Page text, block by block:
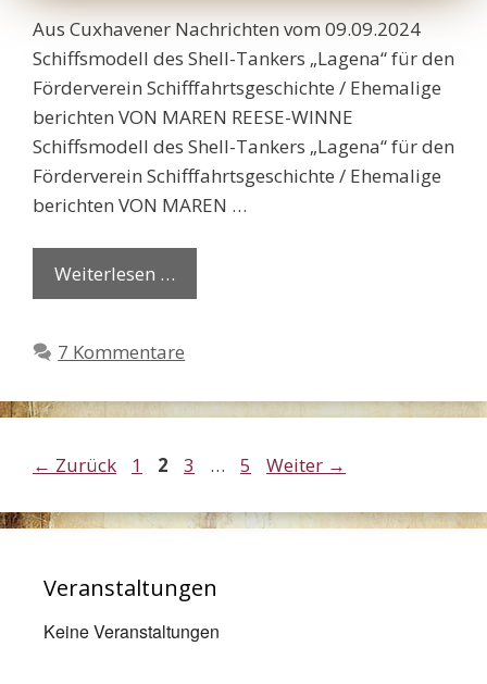
Aus Cuxhavener Nachrichten vom 09.09.2024
Schiffsmodell des Shell-Tankers „Lagena“ für den
Förderverein Schifffahrtsgeschichte / Ehemalige
berichten VON MAREN REESE-WINNE
Schiffsmodell des Shell-Tankers „Lagena“ für den
Förderverein Schifffahrtsgeschichte / Ehemalige
berichten VON MAREN …
Weiterlesen …
7 Kommentare
← Zurück Seite
1 Seite
2 Seite
3 … Seite
5 Weiter →
Veranstaltungen
Keine Veranstaltungen